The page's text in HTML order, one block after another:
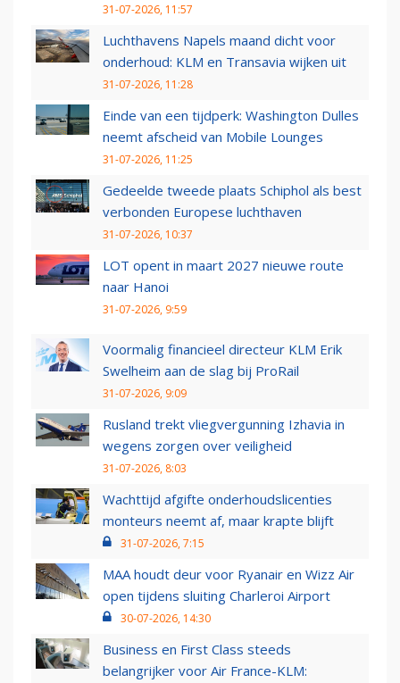
31-07-2026, 11:57
Luchthavens Napels maand dicht voor
onderhoud: KLM en Transavia wijken uit
31-07-2026, 11:28
Einde van een tijdperk: Washington Dulles
neemt afscheid van Mobile Lounges
31-07-2026, 11:25
Gedeelde tweede plaats Schiphol als best
verbonden Europese luchthaven
31-07-2026, 10:37
LOT opent in maart 2027 nieuwe route
naar Hanoi
31-07-2026, 9:59
Voormalig financieel directeur KLM Erik
Swelheim aan de slag bij ProRail
31-07-2026, 9:09
Rusland trekt vliegvergunning Izhavia in
wegens zorgen over veiligheid
31-07-2026, 8:03
Wachttijd afgifte onderhoudslicenties
monteurs neemt af, maar krapte blijft
31-07-2026, 7:15
MAA houdt deur voor Ryanair en Wizz Air
open tijdens sluiting Charleroi Airport
30-07-2026, 14:30
Business en First Class steeds
belangrijker voor Air France-KLM: